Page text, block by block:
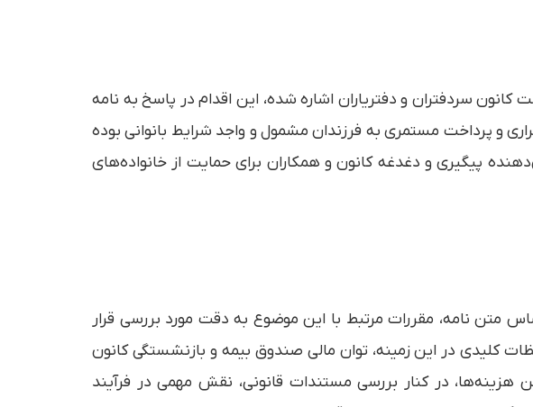
سردفتران و دفتریاران اشاره شده، این اقدام در پاسخ به نامه
برقراری و پرداخت مستمری به فرزندان مشمول و واجد شرایط بانوانی بوده
پیگیری و دغدغه کانون و همکاران برای حمایت از خانواده‌های
نامه، مقررات مرتبط با این موضوع به دقت مورد بررسی قرار
کلیدی در این زمینه، توان مالی صندوق بیمه و بازنشستگی کانون
هزینه‌ها، در کنار بررسی مستندات قانونی، نقش مهمی در فرآیند